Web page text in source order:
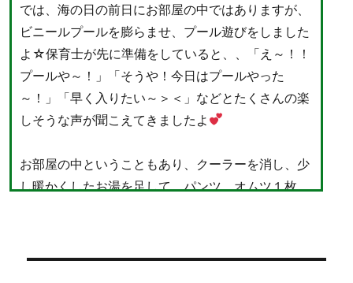
では、海の日の前日にお部屋の中ではありますが、
ビニールプールを膨らませ、プール遊びをしました
よ☆保育士が先に準備をしていると、、「え～！！
プールや～！」「そうや！今日はプールやった
～！」「早く入りたい～＞＜」などとたくさんの楽
しそうな声が聞こえてきましたよ
お部屋の中ということもあり、クーラーを消し、少
し暖かくしたお湯を足して、パンツ、オムツ１枚